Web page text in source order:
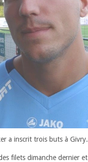
a inscrit trois buts à Givry.
filets dimanche dernier et